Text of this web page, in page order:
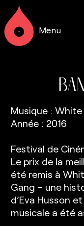
Menu
Musique : White
Année : 2016
Festival de
Le prix de la
été remis à
Gang – une
d’Eva Husson
musicale a été